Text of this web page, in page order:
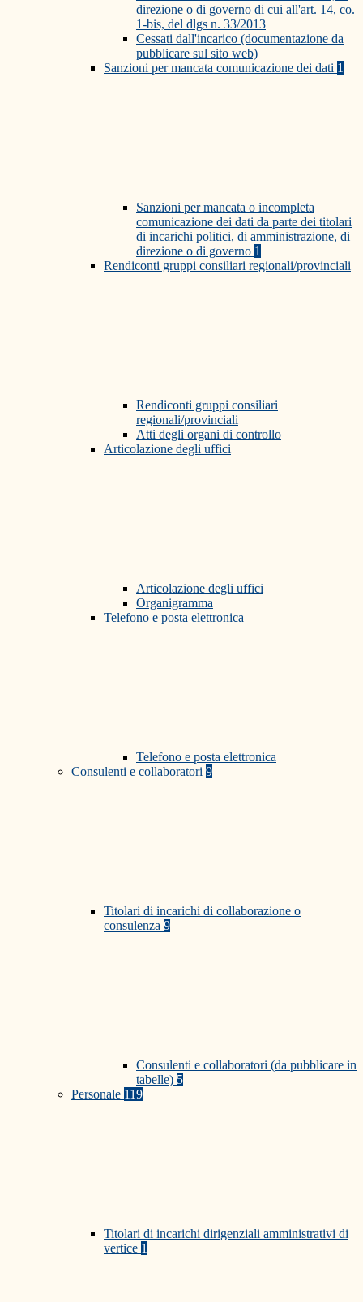
direzione o di governo di cui all'art. 14, co.
1-bis, del dlgs n. 33/2013
Cessati dall'incarico (documentazione da
pubblicare sul sito web)
Sanzioni per mancata comunicazione dei dati 1
Sanzioni per mancata o incompleta
comunicazione dei dati da parte dei titolari
di incarichi politici, di amministrazione, di
direzione o di governo 1
Rendiconti gruppi consiliari regionali/provinciali
Rendiconti gruppi consiliari
regionali/provinciali
Atti degli organi di controllo
Articolazione degli uffici
Articolazione degli uffici
Organigramma
Telefono e posta elettronica
Telefono e posta elettronica
Consulenti e collaboratori 9
Titolari di incarichi di collaborazione o
consulenza 9
Consulenti e collaboratori (da pubblicare in
tabelle) 5
Personale 119
Titolari di incarichi dirigenziali amministrativi di
vertice 1